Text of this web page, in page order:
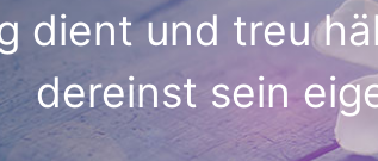
dient und treu
dereinst sein